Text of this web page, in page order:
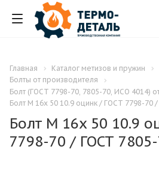
Главная Каталог метизов и пружин
Болты от производителя
Болт (ГОСТ 7798-70, 7805-70, ИСО 4014)
Болт M 16x 50 10.9 оцинк / ГОСТ 7798-70
Болт M 16x 50 10.9
7798-70 / ГОСТ